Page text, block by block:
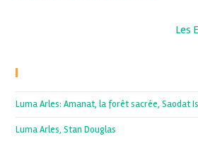
Les
Luma Arles: Amanat, la forêt sacrée, Saodat
Luma Arles, Stan Douglas